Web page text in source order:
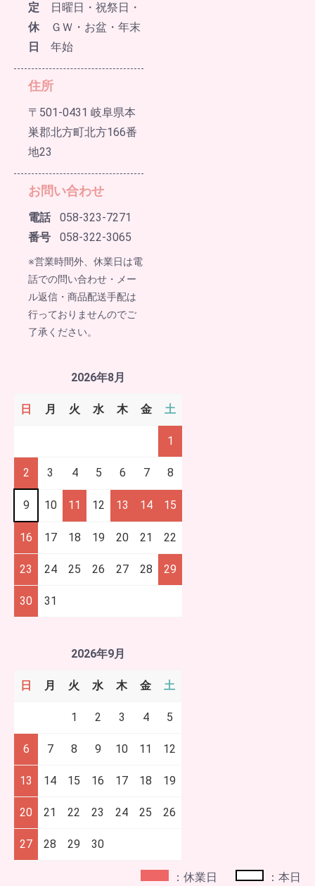
定
休
日
日曜日・祝祭日・
ＧＷ・お盆・年末
年始
住所
〒501-0431 岐阜県本
巣郡北方町北方166番
地23
お問い合わせ
電話
番号
058-323-7271
058-322-3065
※営業時間外、休業日は電
話での問い合わせ・メー
ル返信・商品配送手配は
行っておりませんのでご
了承ください。
2026年8月
日 月 火 水 木 金 土
1
2 3 4 5 6 7 8
9 10 11 12 13 14 15
16 17 18 19 20 21 22
23 24 25 26 27 28 29
30 31
2026年9月
日 月 火 水 木 金 土
1 2 3 4 5
6 7 8 9 10 11 12
13 14 15 16 17 18 19
20 21 22 23 24 25 26
27 28 29 30
：休業日 ：本日